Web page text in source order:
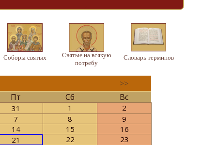
Соборы святых
Святые на всякую
потребу
Словарь терминов
>>
Пт Сб Вс
31 1
2
7 8
9
14 15
16
21 22
23